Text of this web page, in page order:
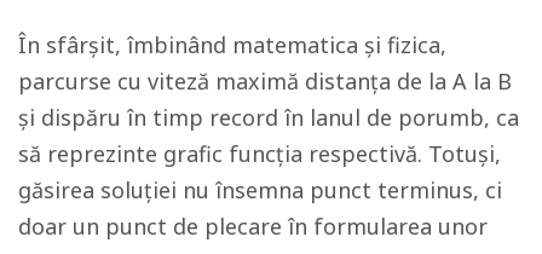
În sfârșit, îmbinând matematica și fizica,
parcurse cu viteză maximă distanța de la A la B
și dispăru în timp record în lanul de porumb, ca
să reprezinte grafic funcția respectivă. Totuși,
găsirea soluției nu însemna punct terminus, ci
doar un punct de plecare în formularea unor